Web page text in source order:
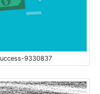
9330837